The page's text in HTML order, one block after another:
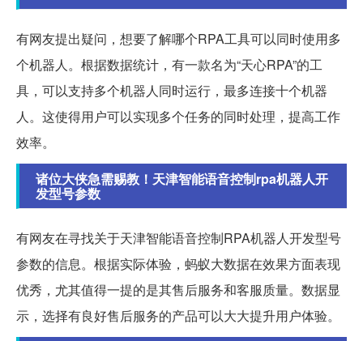
有网友提出疑问，想要了解哪个RPA工具可以同时使用多
个机器人。根据数据统计，有一款名为“天心RPA”的工
具，可以支持多个机器人同时运行，最多连接十个机器
人。这使得用户可以实现多个任务的同时处理，提高工作
效率。
诸位大侠急需赐教！天津智能语音控制rpa机器人开
发型号参数
有网友在寻找关于天津智能语音控制RPA机器人开发型号
参数的信息。根据实际体验，蚂蚁大数据在效果方面表现
优秀，尤其值得一提的是其售后服务和客服质量。数据显
示，选择有良好售后服务的产品可以大大提升用户体验。